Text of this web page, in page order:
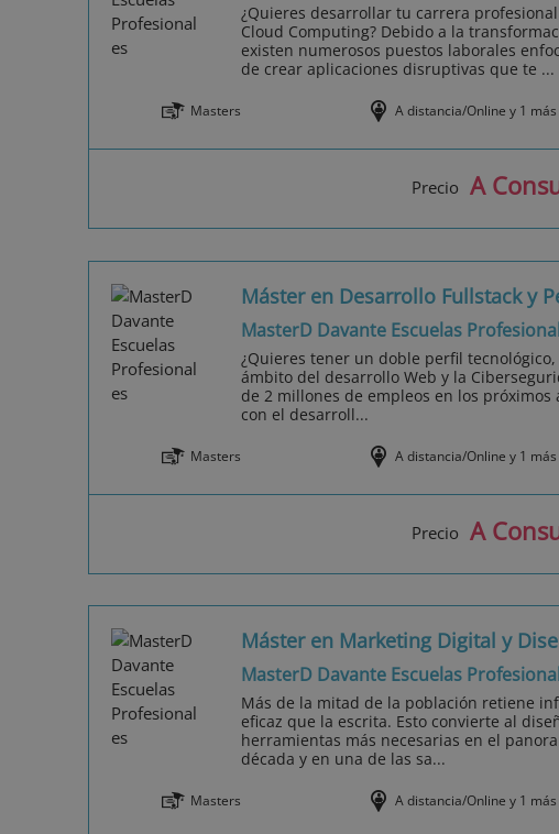
¿Quieres desarrollar tu carrera
Cloud Computing? Debido a la
existen numerosos puestos laborales
de crear aplicaciones disruptivas que te ...
Masters A distancia/Online y 1 más
Precio A
Máster en Desarrollo Fullstack y
MasterD Davante Escuelas
¿Quieres tener un doble perfil
ámbito del desarrollo Web y la
de 2 millones de empleos en los
con el desarroll...
Masters A distancia/Online y 1 más
Precio A
Máster en Marketing Digital y
MasterD Davante Escuelas
Más de la mitad de la población retiene
eficaz que la escrita. Esto convierte al
herramientas más necesarias en el
década y en una de las sa...
Masters A distancia/Online y 1 más